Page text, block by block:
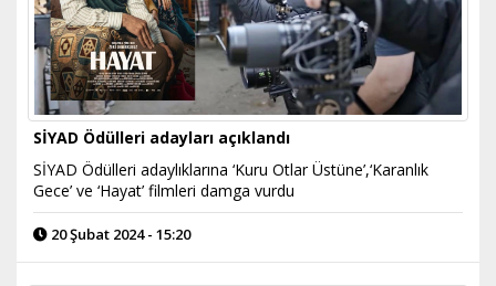
SİYAD Ödülleri adayları açıklandı
SİYAD Ödülleri adaylıklarına ‘Kuru Otlar Üstüne’,‘Karanlık
Gece’ ve ‘Hayat’ filmleri damga vurdu
20 Şubat 2024 - 15:20